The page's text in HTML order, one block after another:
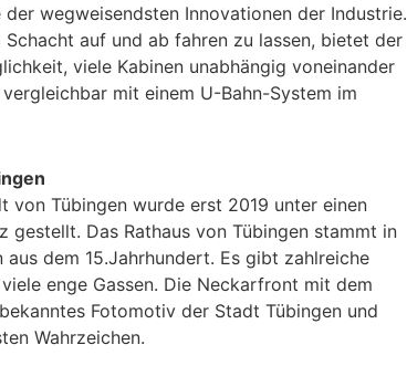
wegweisendsten Innovationen der Industrie.
auf und ab fahren zu lassen, bietet der
viele Kabinen unabhängig voneinander
mit einem U-Bahn-System im
von Tübingen wurde erst 2019 unter einen
gestellt. Das Rathaus von Tübingen stammt in
aus dem 15.Jahrhundert. Es gibt zahlreiche
enge Gassen. Die Neckarfront mit dem
Fotomotiv der Stadt Tübingen und
Wahrzeichen.